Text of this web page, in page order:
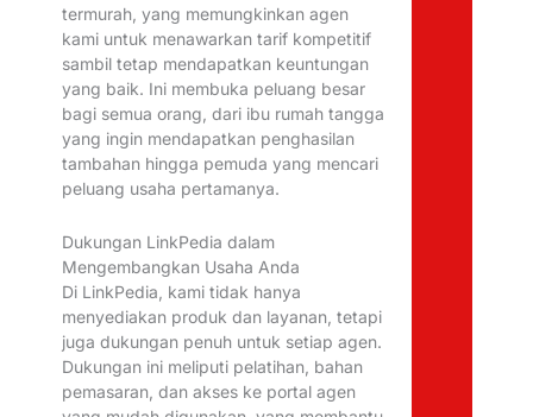
termurah, yang memungkinkan agen
kami untuk menawarkan tarif kompetitif
sambil tetap mendapatkan keuntungan
yang baik. Ini membuka peluang besar
bagi semua orang, dari ibu rumah tangga
yang ingin mendapatkan penghasilan
tambahan hingga pemuda yang mencari
peluang usaha pertamanya.
Dukungan LinkPedia dalam
Mengembangkan Usaha Anda
Di LinkPedia, kami tidak hanya
menyediakan produk dan layanan, tetapi
juga dukungan penuh untuk setiap agen.
Dukungan ini meliputi pelatihan, bahan
pemasaran, dan akses ke portal agen